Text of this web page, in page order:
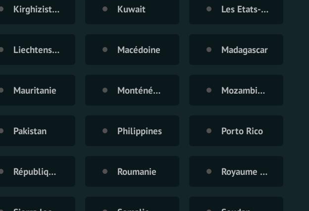
Kirghizistan Kuwait Les Etats-Unis
Liechtenstein Macédoine Madagascar
Mauritanie Monténégro Mozambique
Pakistan Philippines Porto Rico
République Turque du Chypre du Nord Roumanie Royaume Uni